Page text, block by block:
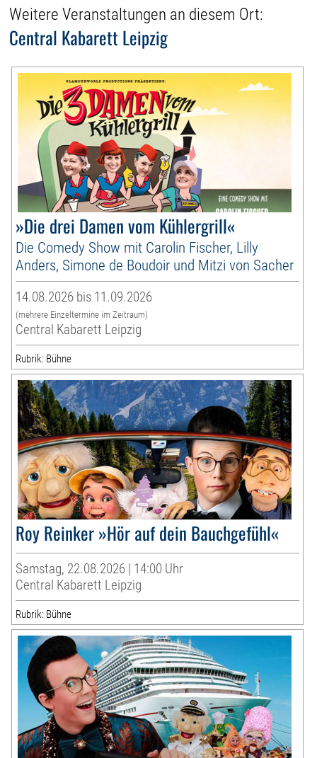
Weitere Veranstaltungen an diesem Ort:
Central Kabarett Leipzig
»Die drei Damen vom Kühlergrill«
Die Comedy Show mit Carolin Fischer, Lilly
Anders, Simone de Boudoir und Mitzi von Sacher
14.08.2026 bis 11.09.2026
(mehrere Einzeltermine im Zeitraum)
Central Kabarett Leipzig
Rubrik: Bühne
Roy Reinker »Hör auf dein Bauchgefühl«
Samstag, 22.08.2026 | 14:00 Uhr
Central Kabarett Leipzig
Rubrik: Bühne